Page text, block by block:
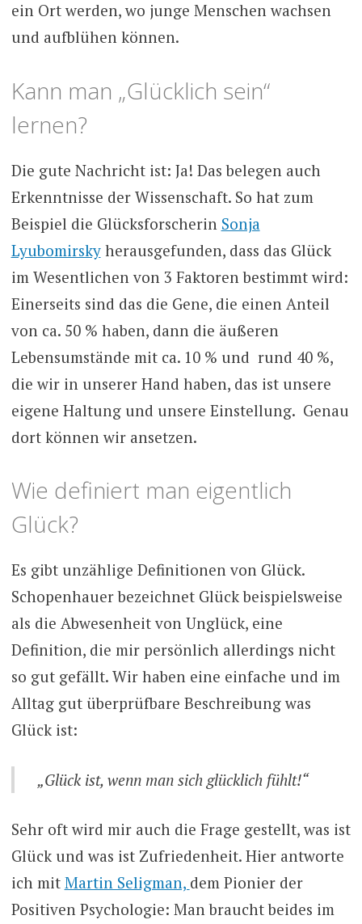
ein Ort werden, wo junge Menschen wachsen
und aufblühen können.
Kann man „Glücklich sein“
lernen?
Die gute Nachricht ist: Ja! Das belegen auch
Erkenntnisse der Wissenschaft. So hat zum
Beispiel die Glücksforscherin Sonja
Lyubomirskyherausgefunden, dass das Glück
im Wesentlichen von 3 Faktoren bestimmt wird:
Einerseits sind das die Gene, die einen Anteil
von ca. 50 % haben, dann die äußeren
Lebensumstände mit ca. 10 % und rund 40 %,
die wir in unserer Hand haben, das ist unsere
eigene Haltung und unsere Einstellung. Genau
dort können wir ansetzen.
Wie definiert man eigentlich
Glück?
Es gibt unzählige Definitionen von Glück.
Schopenhauer bezeichnet Glück beispielsweise
als die Abwesenheit von Unglück, eine
Definition, die mir persönlich allerdings nicht
so gut gefällt. Wir haben eine einfache und im
Alltag gut überprüfbare Beschreibung was
Glück ist:
„Glück ist, wenn man sich glücklich fühlt!“
Sehr oft wird mir auch die Frage gestellt, was ist
Glück und was ist Zufriedenheit. Hier antworte
ich mit Martin Seligman, dem Pionier der
Positiven Psychologie: Man braucht beides im